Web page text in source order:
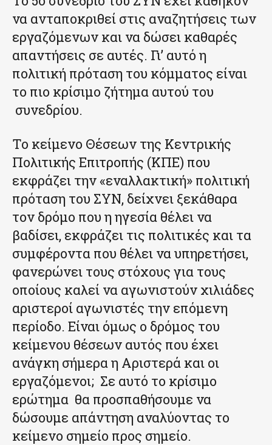
να ανταποκριθεί στις αναζητήσεις των
εργαζόμενων και να δώσει καθαρές
απαντήσεις σε αυτές. Γι’ αυτό η
πολιτική πρόταση του κόμματος είναι
το πιο κρίσιμο ζήτημα αυτού του
συνεδρίου.
Το κείμενο Θέσεων της Κεντρικής
Πολιτικής Επιτροπής (ΚΠΕ) που
εκφράζει την «εναλλακτική» πολιτική
πρόταση του ΣΥΝ, δείχνει ξεκάθαρα
τον δρόμο που η ηγεσία θέλει να
βαδίσει, εκφράζει τις πολιτικές και τα
συμφέροντα που θέλει να υπηρετήσει,
φανερώνει τους στόχους για τους
οποίους καλεί να αγωνιστούν χιλιάδες
αριστεροί αγωνιστές την επόμενη
περίοδο. Είναι όμως ο δρόμος του
κείμενου θέσεων αυτός που έχει
ανάγκη σήμερα η Αριστερά και οι
εργαζόμενοι; Σε αυτό το κρίσιμο
ερώτημα θα προσπαθήσουμε να
δώσουμε απάντηση αναλύοντας το
κείμενο σημείο προς σημείο.